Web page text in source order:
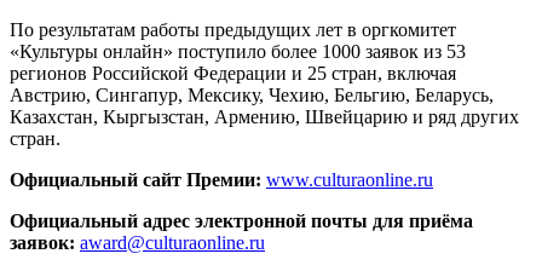
По результатам работы предыдущих лет в оргкомитет
«Культуры онлайн» поступило более 1000 заявок из 53
регионов Российской Федерации и 25 стран, включая
Австрию, Сингапур, Мексику, Чехию, Бельгию, Беларусь,
Казахстан, Кыргызстан, Армению, Швейцарию и ряд других
стран.
Официальный сайт Премии: www.culturaonline.ru
Официальный адрес электронной почты для приёма
заявок: award@culturaonline.ru